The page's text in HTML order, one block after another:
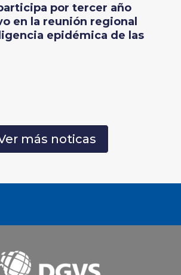
por tercer año
en la reunión regional
epidémica de las
más noticas